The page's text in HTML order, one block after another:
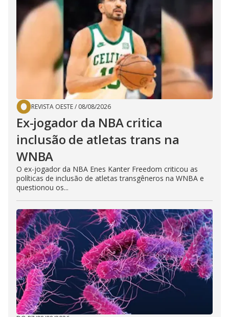
REVISTA OESTE/ 08/08/2026
Ex-jogador da NBA critica
inclusão de atletas trans na
WNBA
O ex-jogador da NBA Enes Kanter Freedom criticou as
políticas de inclusão de atletas transgêneros na WNBA e
questionou os...